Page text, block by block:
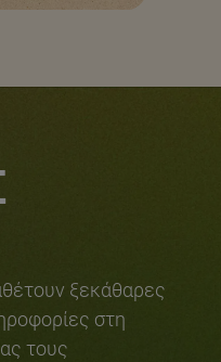
ξεκάθαρες
στη
τους